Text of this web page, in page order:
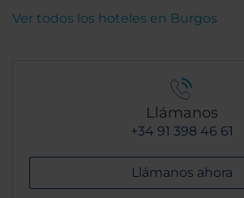
Ver todos los hoteles en Burgos
Llámanos
+34 91 398 46 61
Llámanos ahora